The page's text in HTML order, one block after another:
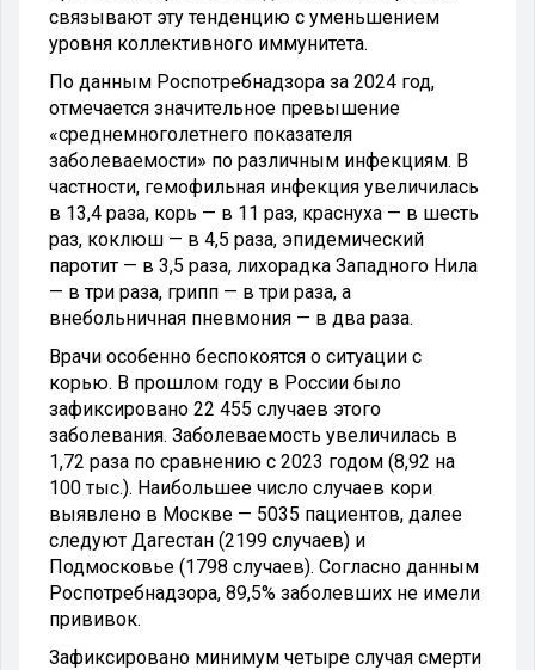
связывают эту тенденцию с уменьшением
уровня коллективного иммунитета.
По данным Роспотребнадзора за 2024 год,
отмечается значительное превышение
«среднемноголетнего показателя
заболеваемости» по различным инфекциям. В
частности, гемофильная инфекция увеличилась
в 13,4 раза, корь — в 11 раз, краснуха — в шесть
раз, коклюш — в 4,5 раза, эпидемический
паротит — в 3,5 раза, лихорадка Западного Нила
— в три раза, грипп — в три раза, а
внебольничная пневмония — в два раза.
Врачи особенно беспокоятся о ситуации с
корью. В прошлом году в России было
зафиксировано 22 455 случаев этого
заболевания. Заболеваемость увеличилась в
1,72 раза по сравнению с 2023 годом (8,92 на
100 тыс.). Наибольшее число случаев кори
выявлено в Москве — 5035 пациентов, далее
следуют Дагестан (2199 случаев) и
Подмосковье (1798 случаев). Согласно данным
Роспотребнадзора, 89,5% заболевших не имели
прививок.
Зафиксировано минимум четыре случая смерти